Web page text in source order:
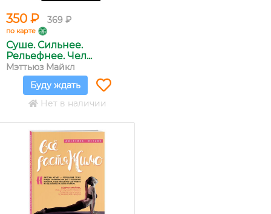
350 ₽ 369 ₽
по карте
Суше. Сильнее.
Рельефнее. Чел...
Мэттьюз Майкл
Буду ждать
Нет в наличии